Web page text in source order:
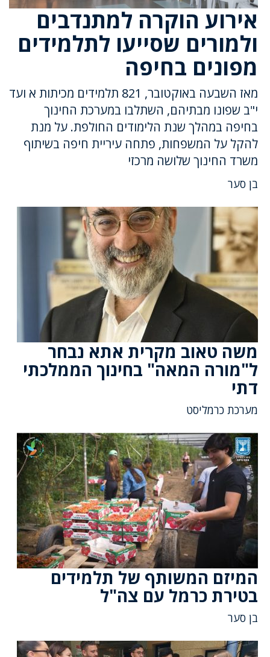
אירוע הוקרה למתנדבים
ולמורים שסייעו לתלמידים
מפונים בחיפה
מאז השבעה באוקטובר, 821 תלמידים מכיתות א ועד
י"ב שפונו מבתיהם, השתלבו במערכת החינוך
בחיפה במהלך שנת הלימודים החולפת. על מנת
להקל על המשפחות, פתחה עיריית חיפה בשיתוף
משרד החינוך שלושה מרכזי
בן סער
משה טאוב מקרית אתא נבחר
ל"מורה המאה" בחינוך הממלכתי
דתי
מערכת כרמליסט
המיזם המשותף של תלמידים
בטירת כרמל עם צה"ל
בן סער